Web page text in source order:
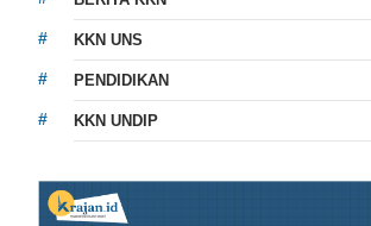
KKN UNS
PENDIDIKAN
KKN UNDIP